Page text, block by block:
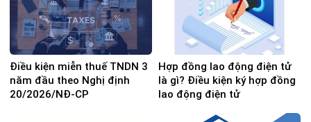
Điều kiện miễn thuế TNDN 3
năm đầu theo Nghị định
20/2026/NĐ-CP
Hợp đồng lao động điện tử
là gì? Điều kiện ký hợp đồng
lao động điện tử